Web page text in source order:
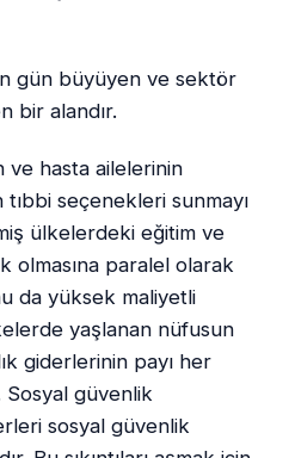
gün büyüyen ve sektör
bir alandır.
ve hasta ailelerinin
tıbbi seçenekleri sunmayı
ülkelerdeki eğitim ve
olmasına paralel olarak
da yüksek maliyetli
yaşlanan nüfusun
giderlerinin payı her
Sosyal güvenlik
sosyal güvenlik